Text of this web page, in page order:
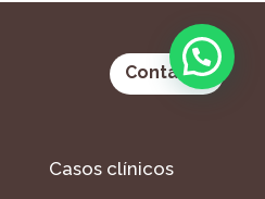
Contacto
Casos clínicos